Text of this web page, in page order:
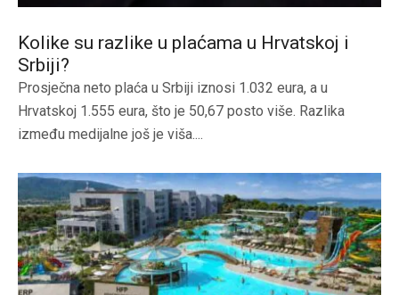
Kolike su razlike u plaćama u Hrvatskoj i
Srbiji?
Prosječna neto plaća u Srbiji iznosi 1.032 eura, a u
Hrvatskoj 1.555 eura, što je 50,67 posto više. Razlika
između medijalne još je viša....